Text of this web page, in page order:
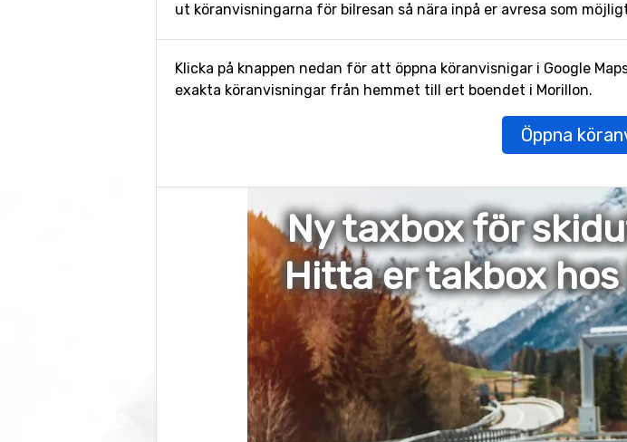
ut köranvisningarna för bilresan så nära inpå er avresa som
Klicka på knappen nedan för att öppna köranvisnigar i Google
exakta köranvisningar från hemmet till ert boendet i Morillon.
Öppna
Ny taxbox för
Hitta er takbox